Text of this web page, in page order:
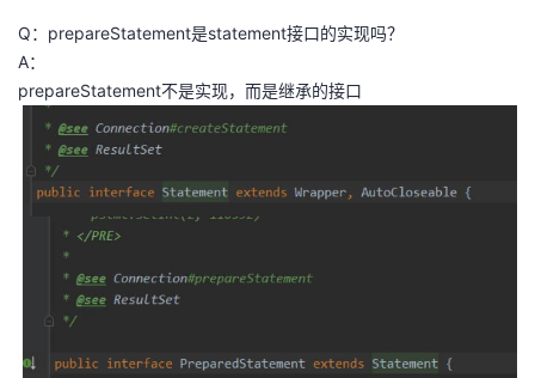
Q：prepareStatement是statement接口的实现吗？
A：
prepareStatement不是实现，而是继承的接口